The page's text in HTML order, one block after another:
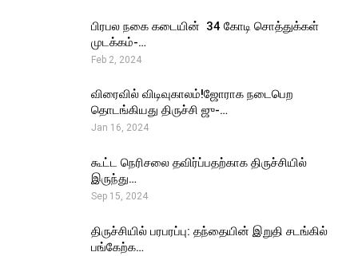
பிரபல நகை கடையின் ₹ 34 கோடி சொத்துக்கள்
முடக்கம்-…
Feb 2, 2024
விரைவில் விடிவுகாலம்!ஜோராக நடைபெற
தொடங்கியது திருச்சி ஜு-…
Jan 16, 2024
கூட்ட நெரிசலை தவிர்ப்பதற்காக திருச்சியில்
இருந்து…
Sep 15, 2024
திருச்சியில் பரபரப்பு: தந்தையின் இறுதி சடங்கில்
பங்கேற்க…